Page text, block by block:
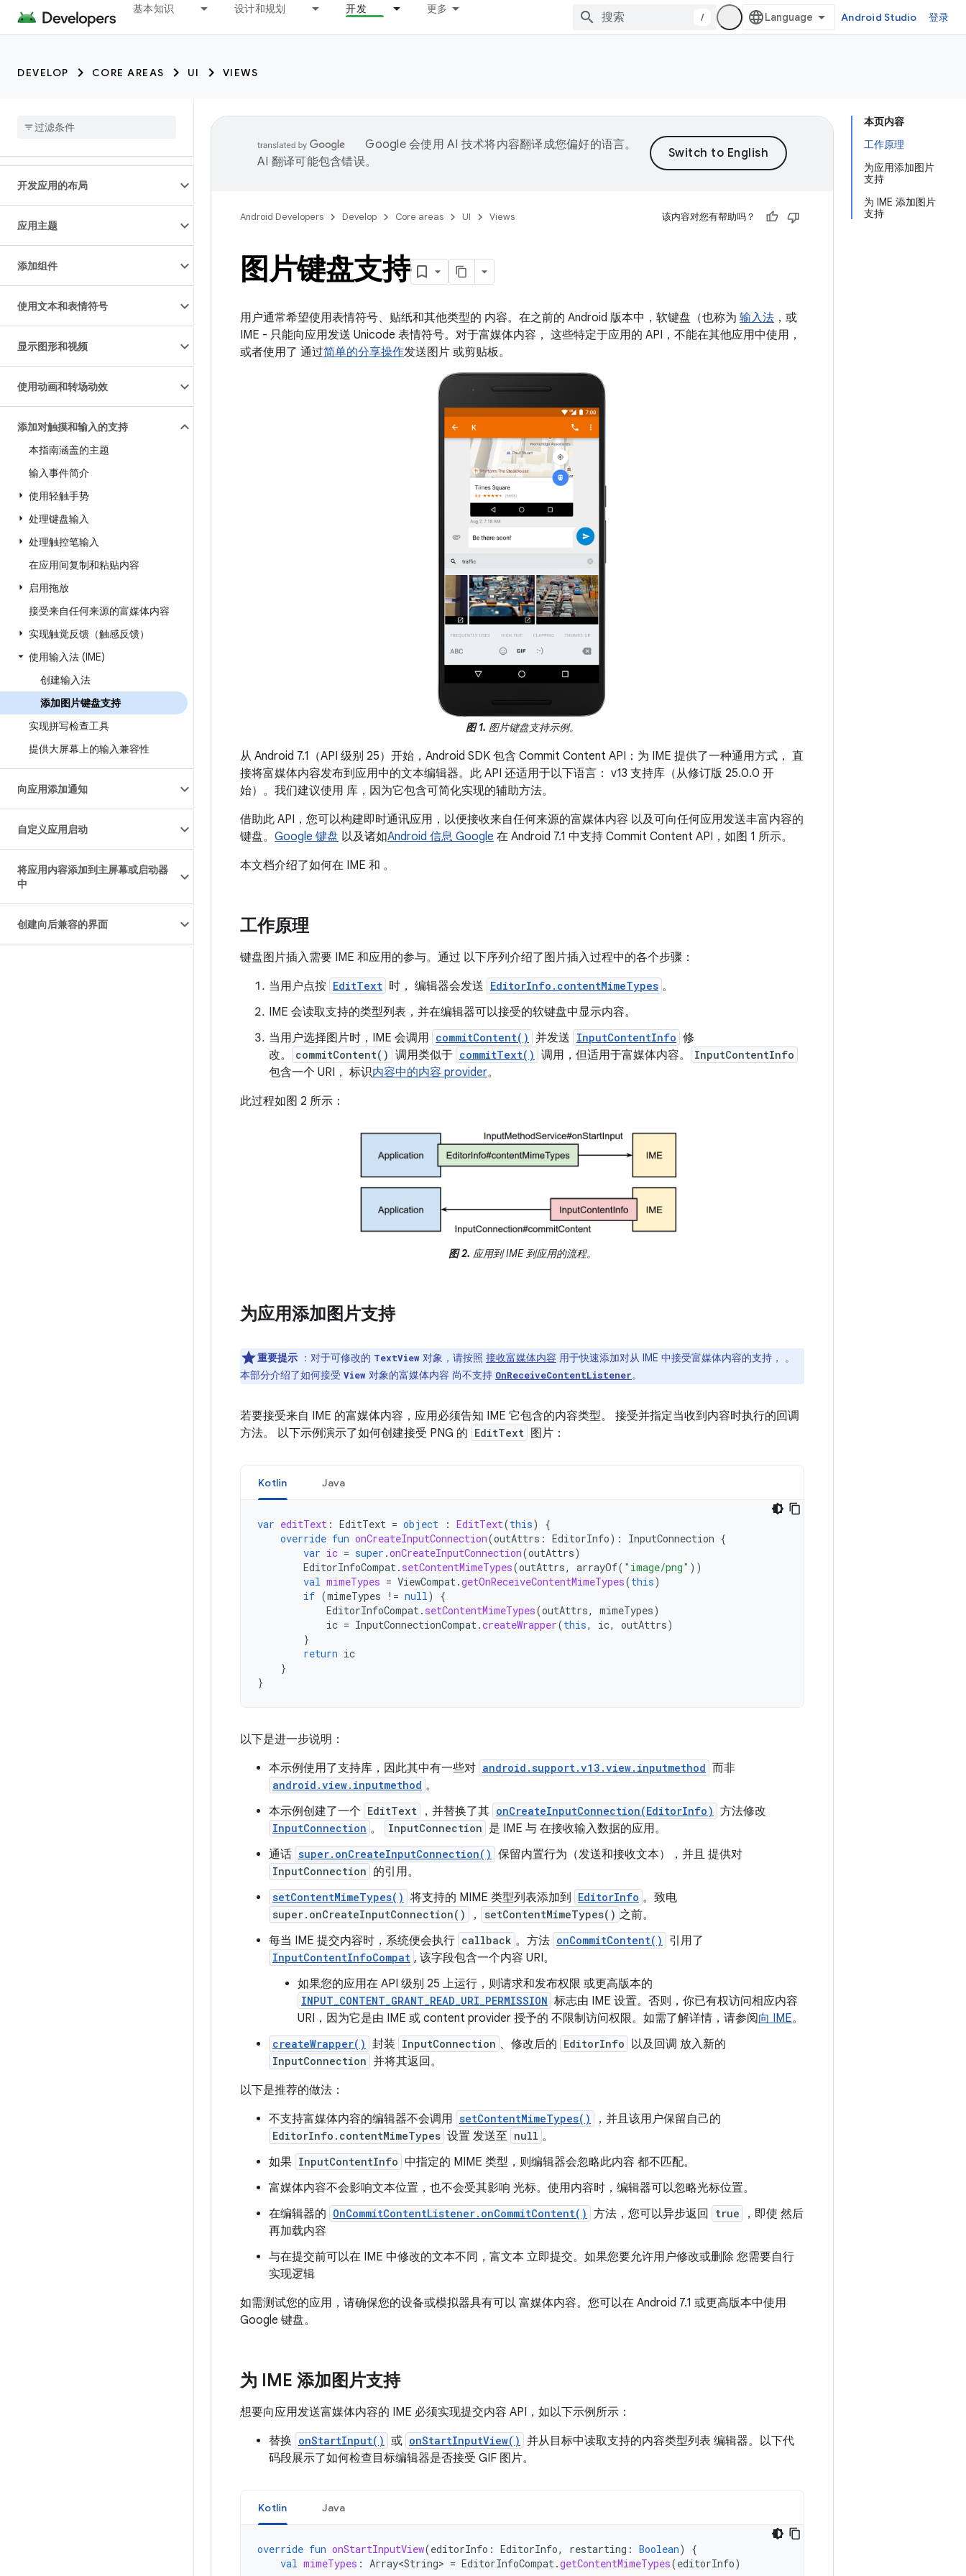
基本知识 设计和规划 开发 更多
/ Android Studio 登录
DEVELOP CORE AREAS UI VIEWS
开发应用的布局
应用主题
添加组件
使用文本和表情符号
显示图形和视频
使用动画和转场动效
添加对触摸和输入的支持
本指南涵盖的主题
输入事件简介
使用轻触手势
处理键盘输入
处理触控笔输入
在应用间复制和粘贴内容
启用拖放
接受来自任何来源的富媒体内容
实现触觉反馈（触感反馈）
使用输入法 (IME)
创建输入法
添加图片键盘支持
实现拼写检查工具
提供大屏幕上的输入兼容性
向应用添加通知
自定义应用启动
将应用内容添加到主屏幕或启动器
中
创建向后兼容的界面
本页内容
工作原理
为应用添加图片
支持
为 IME 添加图片
支持
Google 会使用 AI 技术将内容翻译成您偏好的语言。
AI 翻译可能包含错误。
Android Developers Develop Core areas UI Views 该内容对您有帮助吗？
图片键盘支持
用户通常希望使用表情符号、贴纸和其他类型的 内容。在之前的 Android 版本中，软键盘（也称为 输入法 ，或
IME - 只能向应用发送 Unicode 表情符号。对于富媒体内容， 这些特定于应用的 API，不能在其他应用中使用，
或者使用了 通过简单的分享操作发送图片 或剪贴板。
图 1. 图片键盘支持示例。
从 Android 7.1（API 级别 25）开始，Android SDK 包含 Commit Content API：为 IME 提供了一种通用方式， 直
接将富媒体内容发布到应用中的文本编辑器。此 API 还适用于以下语言： v13 支持库（从修订版 25.0.0 开
始）。我们建议使用 库，因为它包含可简化实现的辅助方法。
借助此 API，您可以构建即时通讯应用，以便接收来自任何来源的富媒体内容 以及可向任何应用发送丰富内容的
键盘。 Google 键盘 以及诸如Android 信息 Google 在 Android 7.1 中支持 Commit Content API，如图 1 所示。
本文档介绍了如何在 IME 和 。
工作原理
键盘图片插入需要 IME 和应用的参与。通过 以下序列介绍了图片插入过程中的各个步骤：
当用户点按 EditText 时， 编辑器会发送 EditorInfo.contentMimeTypes 。
IME 会读取支持的类型列表，并在编辑器可以接受的软键盘中显示内容。
当用户选择图片时，IME 会调用 commitContent() 并发送 InputContentInfo 修
改。
commitContent() 调用类似于 commitText() 调用，但适用于富媒体内容。 InputContentInfo
包含一个 URI， 标识内容中的内容 provider。
此过程如图 2 所示：
图 2. 应用到 IME 到应用的流程。
为应用添加图片支持
重要提示 ：对于可修改的 TextView 对象，请按照 接收富媒体内容 用于快速添加对从 IME 中接受富媒体内容的支持， 。
本部分介绍了如何接受 View 对象的富媒体内容 尚不支持 OnReceiveContentListener。
若要接受来自 IME 的富媒体内容，应用必须告知 IME 它包含的内容类型。 接受并指定当收到内容时执行的回调
方法。 以下示例演示了如何创建接受 PNG 的 EditText 图片：
Kotlin Java
var editText : EditText = object : EditText(this)
{
override fun onCreateInputConnection(outAttrs : EditorInfo): InputConnection {
var ic = super .onCreateInputConnection(outAttrs)
EditorInfoCompat. setContentMimeTypes(outAttrs, arrayOf( "image/png" ))
val mimeTypes = ViewCompat.getOnReceiveContentMimeTypes(this)
if (mimeTypes != null)
{
EditorInfoCompat. setContentMimeTypes(outAttrs, mimeTypes)
ic = InputConnectionCompat.createWrapper(this, ic, outAttrs)
}
return ic
}
}
以下是进一步说明：
本示例使用了支持库，因此其中有一些对 android.support.v13.view.inputmethod 而非
android.view.inputmethod 。
本示例创建了一个 EditText ，并替换了其 onCreateInputConnection(EditorInfo) 方法修改
InputConnection 。 InputConnection 是 IME 与 在接收输入数据的应用。
通话 super.onCreateInputConnection() 保留内置行为（发送和接收文本），并且 提供对
InputConnection 的引用。
setContentMimeTypes() 将支持的 MIME 类型列表添加到 EditorInfo 。致电
super.onCreateInputConnection() ， setContentMimeTypes() 之前。
每当 IME 提交内容时，系统便会执行 callback 。方法 onCommitContent() 引用了
InputContentInfoCompat , 该字段包含一个内容 URI。
如果您的应用在 API 级别 25 上运行，则请求和发布权限 或更高版本的
INPUT_CONTENT_GRANT_READ_URI_PERMISSION 标志由 IME 设置。否则，你已有权访问相应内容
URI，因为它是由 IME 或 content provider 授予的 不限制访问权限。如需了解详情，请参阅向 IME。
createWrapper() 封装 InputConnection 、修改后的 EditorInfo 以及回调 放入新的
InputConnection 并将其返回。
以下是推荐的做法：
不支持富媒体内容的编辑器不会调用 setContentMimeTypes() ，并且该用户保留自己的
EditorInfo.contentMimeTypes 设置 发送至 null 。
如果 InputContentInfo 中指定的 MIME 类型，则编辑器会忽略此内容 都不匹配。
富媒体内容不会影响文本位置，也不会受其影响 光标。使用内容时，编辑器可以忽略光标位置。
在编辑器的 OnCommitContentListener.onCommitContent() 方法，您可以异步返回 true
，即使 然后
再加载内容
与在提交前可以在 IME 中修改的文本不同，富文本 立即提交。如果您要允许用户修改或删除 您需要自行
实现逻辑
如需测试您的应用，请确保您的设备或模拟器具有可以 富媒体内容。您可以在 Android 7.1 或更高版本中使用
Google 键盘。
为 IME 添加图片支持
想要向应用发送富媒体内容的 IME 必须实现提交内容 API，如以下示例所示：
替换 onStartInput() 或 onStartInputView() 并从目标中读取支持的内容类型列表 编辑器。以下代
码段展示了如何检查目标编辑器是否接受 GIF 图片。
Kotlin Java
override fun onStartInputView(editorInfo : EditorInfo, restarting : Boolean)
{
val mimeTypes : Array<String> = EditorInfoCompat.getContentMimeTypes(editorInfo)